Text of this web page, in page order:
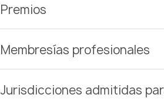
Premios
Membresías profesionales
Jurisdicciones admitidas